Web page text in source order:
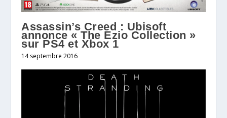
Assassin’s Creed : Ubisoft
annonce « The Ezio Collection »
sur PS4 et Xbox 1
14 septembre 2016